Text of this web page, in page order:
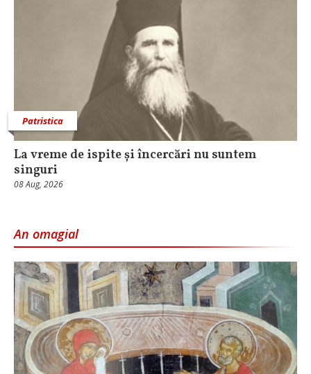
Patristica
La vreme de ispite și încercări nu suntem
singuri
08 Aug, 2026
An omagial